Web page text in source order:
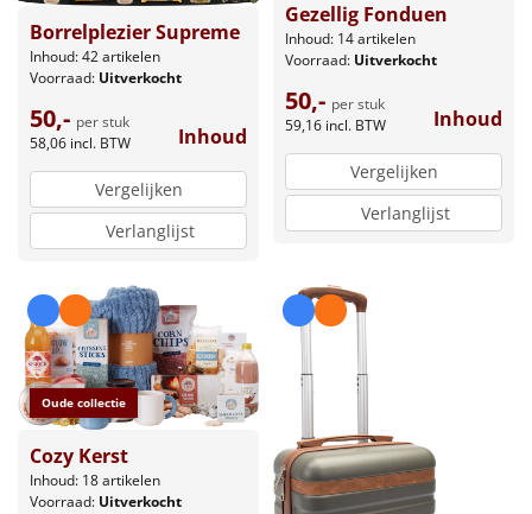
Borrelplezier Supreme
Inhoud: 42 artikelen
Voorraad: Uitverkocht
50,- per stuk
58,06 incl. BTW Inhoud
Vergelijken
Verlanglijst
Gezellig Fonduen
Inhoud: 14 artikelen
Voorraad: Uitverkocht
50,- per stuk
59,16 incl. BTW Inhoud
Vergelijken
Verlanglijst
Oude collectie
Cozy Kerst
Inhoud: 18 artikelen
Voorraad: Uitverkocht